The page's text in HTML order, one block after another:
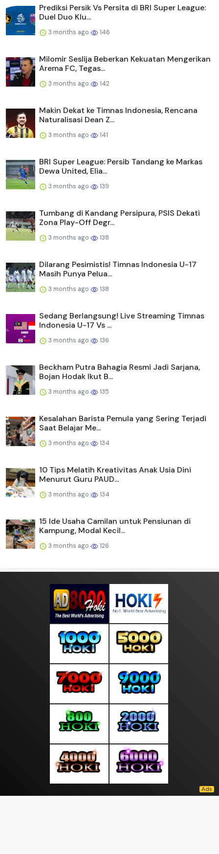
Prediksi Persik Vs Persita di BRI Super League:
Duel Duo Klu...
3 months ago 146
Milomir Seslija Beberkan Kekuatan Mengerikan
Arema FC, Tegas...
3 months ago 142
Makin Dekat ke Timnas Indonesia, Rencana
Naturalisasi Dean Z...
3 months ago 141
BRI Super League: Persib Tandang ke Markas
Dewa United, Elia...
3 months ago 139
Tumbang di Kandang Persipura, PSIS Dekati
Zona Play-Off Degr...
3 months ago 138
Dilarang Pesimistis! Timnas Indonesia U-17
Masih Punya Pelua...
3 months ago 138
Sedang Berlangsung! Live Streaming Timnas
Indonesia U-17 Vs ...
3 months ago 136
Beckham Putra Bahagia Resmi Jadi Sarjana,
Bojan Hodak Ikut B...
3 months ago 135
Kesalahan Barista Pemula yang Sering Terjadi
Saat Belajar Me...
3 months ago 134
10 Tips Melatih Kreativitas Anak Usia Dini
Menurut Guru PAUD...
3 months ago 134
15 Ide Usaha Camilan untuk Pensiunan di
Kampung, Modal Kecil...
3 months ago 126